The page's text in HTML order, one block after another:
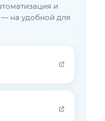
и
на удобной для